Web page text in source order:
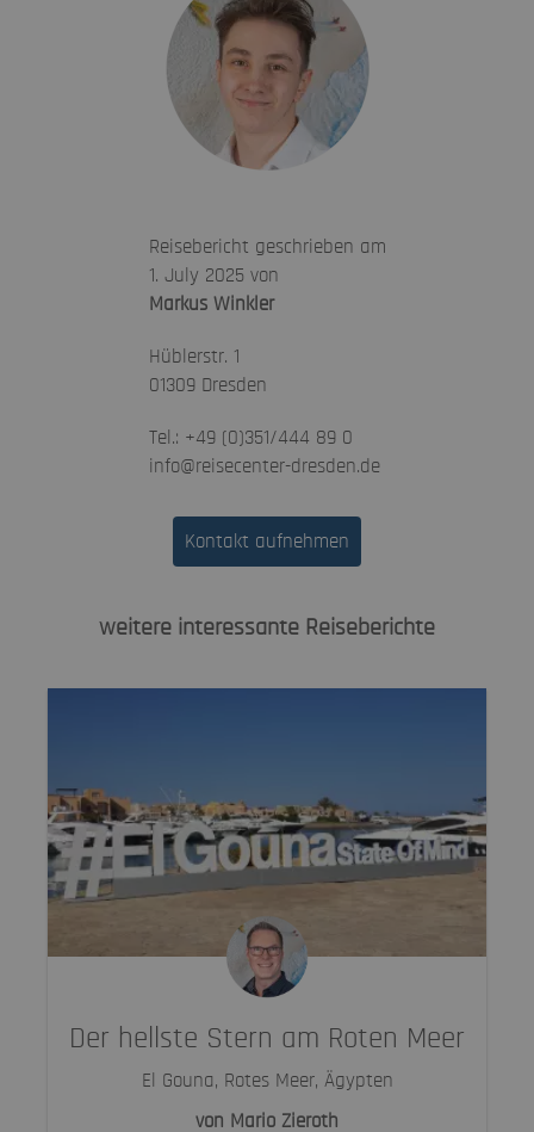
Reisebericht geschrieben am
1. July 2025 von
Markus Winkler
Hüblerstr. 1
01309 Dresden
Tel.: +49 (0)351/444 89 0
info@reisecenter-dresden.de
Kontakt aufnehmen
weitere interessante Reiseberichte
Der hellste Stern am Roten Meer
El Gouna, Rotes Meer, Ägypten
von Mario Zieroth